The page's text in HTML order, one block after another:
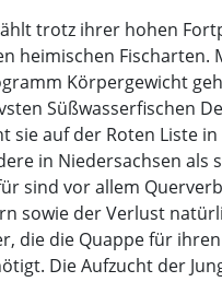
trotz ihrer hohen
heimischen Fischarten.
Körpergewicht
Süßwasserfischen
sie auf der Roten Liste
in Niedersachsen als
sind vor allem
sowie der Verlust
die die Quappe für
Die Aufzucht der